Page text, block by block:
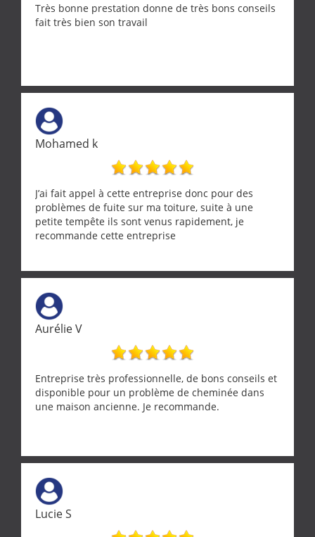
Très bonne prestation donne de très bons conseils
fait très bien son travail
Mohamed k
J’ai fait appel à cette entreprise donc pour des
problèmes de fuite sur ma toiture, suite à une
petite tempête ils sont venus rapidement, je
recommande cette entreprise
Aurélie V
Entreprise très professionnelle, de bons conseils et
disponible pour un problème de cheminée dans
une maison ancienne. Je recommande.
Lucie S